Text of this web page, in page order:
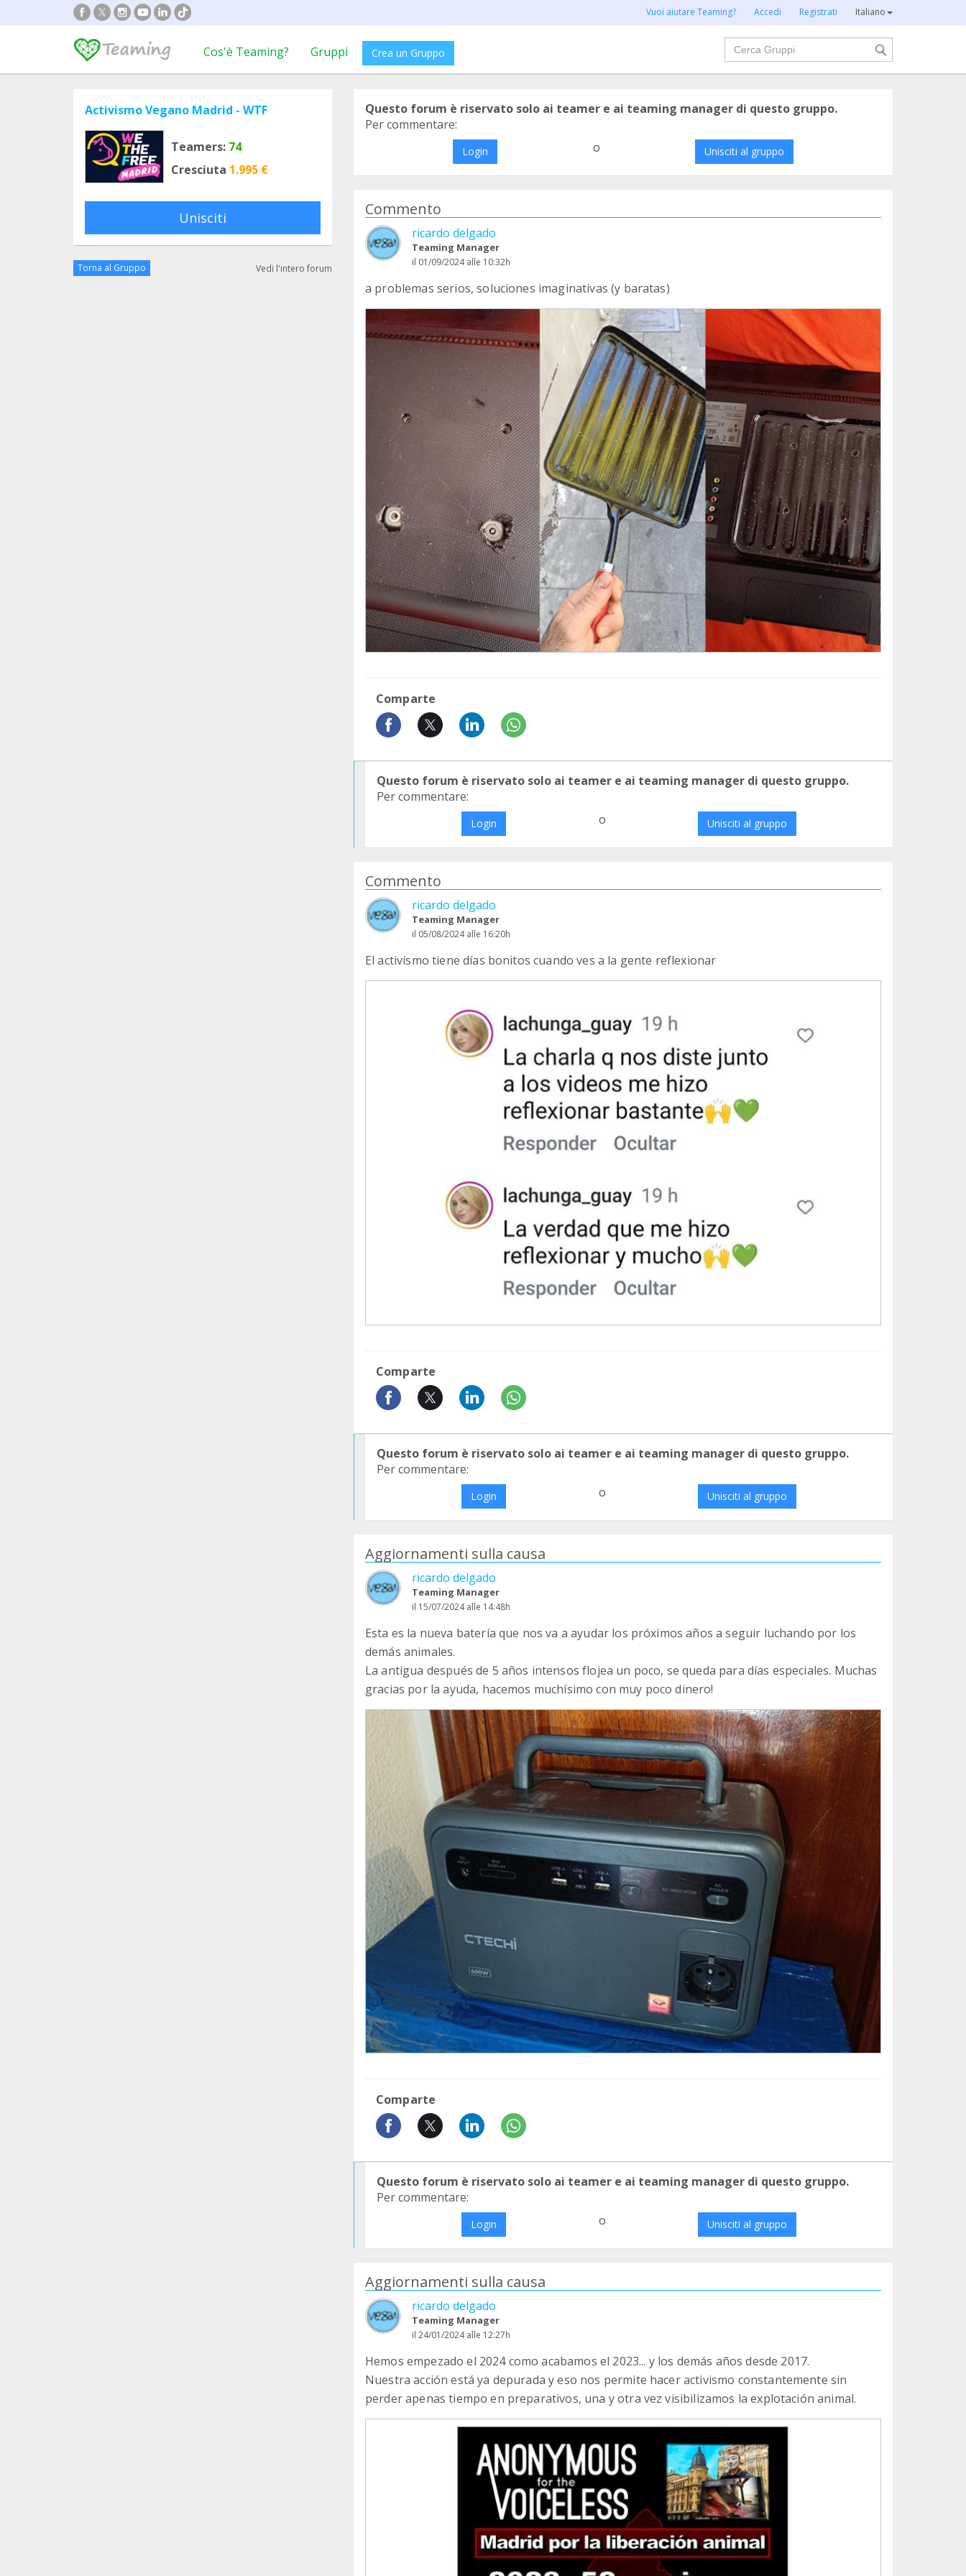
Vuoi aiutare Teaming? Accedi Registrati Italiano
Cos'è Teaming? Gruppi Crea un Gruppo
Cerca
Activismo Vegano Madrid - WTF
Teamers: 74
Cresciuta 1.995 €
Unisciti
Torna al Gruppo Vedi l'intero forum
Questo forum è riservato solo ai teamer e ai teaming manager di questo gruppo.
Per commentare:
Login o Unisciti al gruppo
Commento
ricardo delgado
Teaming Manager
il 01/09/2024 alle 10:32h
a problemas serios, soluciones imaginativas (y baratas)
Comparte
Questo forum è riservato solo ai teamer e ai teaming manager di questo gruppo.
Per commentare:
Login o Unisciti al gruppo
Commento
ricardo delgado
Teaming Manager
il 05/08/2024 alle 16:20h
El activismo tiene días bonitos cuando ves a la gente reflexionar
Comparte
Questo forum è riservato solo ai teamer e ai teaming manager di questo gruppo.
Per commentare:
Login o Unisciti al gruppo
Aggiornamenti sulla causa
ricardo delgado
Teaming Manager
il 15/07/2024 alle 14:48h
Esta es la nueva batería que nos va a ayudar los próximos años a seguir luchando por los
demás animales.
La antigua después de 5 años intensos flojea un poco, se queda para días especiales. Muchas
gracias por la ayuda, hacemos muchísimo con muy poco dinero!
Comparte
Questo forum è riservato solo ai teamer e ai teaming manager di questo gruppo.
Per commentare:
Login o Unisciti al gruppo
Aggiornamenti sulla causa
ricardo delgado
Teaming Manager
il 24/01/2024 alle 12:27h
Hemos empezado el 2024 como acabamos el 2023... y los demás años desde 2017.
Nuestra acción está ya depurada y eso nos permite hacer activismo constantemente sin
perder apenas tiempo en preparativos, una y otra vez visibilizamos la explotación animal.